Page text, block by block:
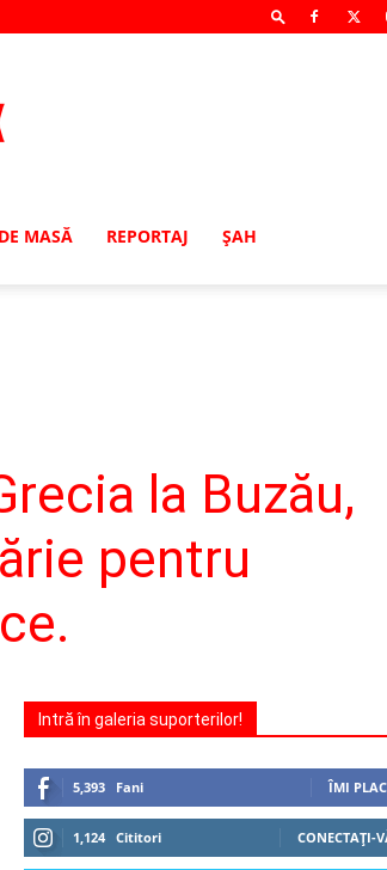
MASĂ REPORTAJ ŞAH
la Buzău,
pentru
Intră în galeria suporterilor!
5,393 Fani ÎMI
1,124 Cititori CONECTAȚI-